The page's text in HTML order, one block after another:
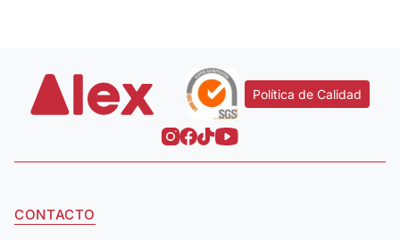
Política de Calidad
CONTACTO